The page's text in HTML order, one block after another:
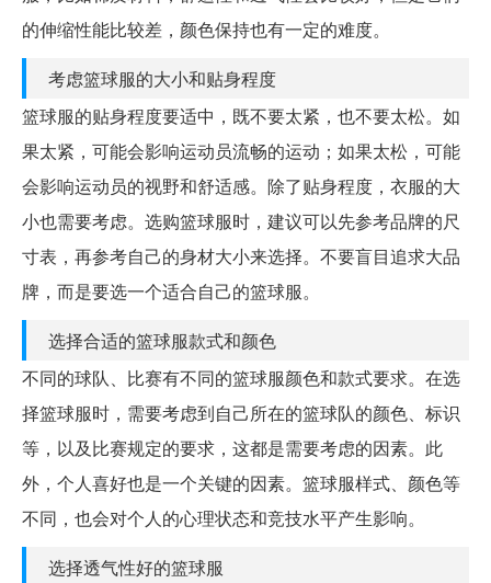
的伸缩性能比较差，颜色保持也有一定的难度。
考虑篮球服的大小和贴身程度
篮球服的贴身程度要适中，既不要太紧，也不要太松。如
果太紧，可能会影响运动员流畅的运动；如果太松，可能
会影响运动员的视野和舒适感。除了贴身程度，衣服的大
小也需要考虑。选购篮球服时，建议可以先参考品牌的尺
寸表，再参考自己的身材大小来选择。不要盲目追求大品
牌，而是要选一个适合自己的篮球服。
选择合适的篮球服款式和颜色
不同的球队、比赛有不同的篮球服颜色和款式要求。在选
择篮球服时，需要考虑到自己所在的篮球队的颜色、标识
等，以及比赛规定的要求，这都是需要考虑的因素。此
外，个人喜好也是一个关键的因素。篮球服样式、颜色等
不同，也会对个人的心理状态和竞技水平产生影响。
选择透气性好的篮球服